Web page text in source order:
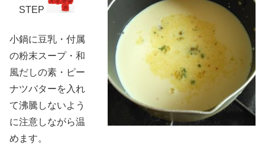
STEP
小鍋に豆乳・付属
の粉末スープ・和
風だしの素・ピー
ナツバターを入れ
て沸騰しないよう
に注意しながら温
めます。